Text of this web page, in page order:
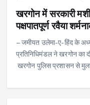
खरगोन में सरकारी
पक्षपातपूर्ण रवैया
– जमीयत उलेमा-ए-हिंद के
प्रतिनिधिमंडल ने खरगोन का
खरगोन पुलिस प्रशासन से